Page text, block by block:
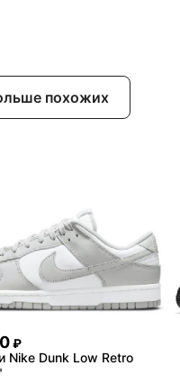
похожих
₽
Nike Dunk Low Retro